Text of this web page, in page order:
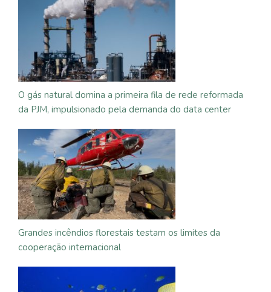
O gás natural domina a primeira fila de rede reformada
da PJM, impulsionado pela demanda do data center
Grandes incêndios florestais testam os limites da
cooperação internacional